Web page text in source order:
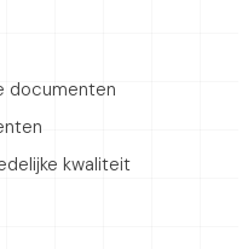
documenten
kwaliteit